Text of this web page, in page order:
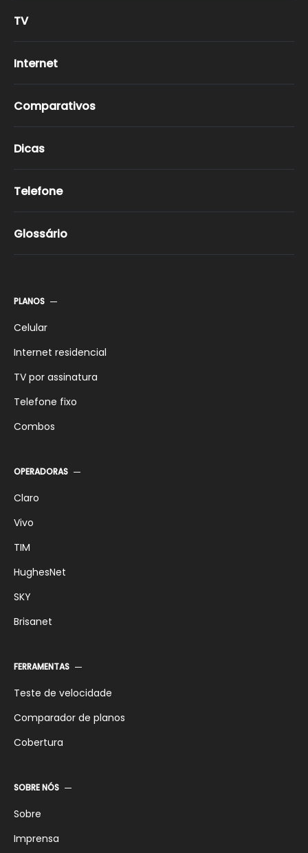
TV
Internet
Comparativos
Dicas
Telefone
Glossário
PLANOS
Celular
Internet residencial
TV por assinatura
Telefone fixo
Combos
OPERADORAS
Claro
Vivo
TIM
HughesNet
SKY
Brisanet
FERRAMENTAS
Teste de velocidade
Comparador de planos
Cobertura
SOBRE NÓS
Sobre
Imprensa